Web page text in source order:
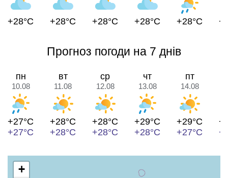
+28°C +28°C +28°C +28°C +28°C
Прогноз погоди на 7 днів
пн
10.08
+27°C
+27°C
вт
11.08
+28°C
+28°C
ср
12.08
+28°C
+28°C
чт
13.08
+29°C
+28°C
пт
14.08
+29°C
+27°C
+